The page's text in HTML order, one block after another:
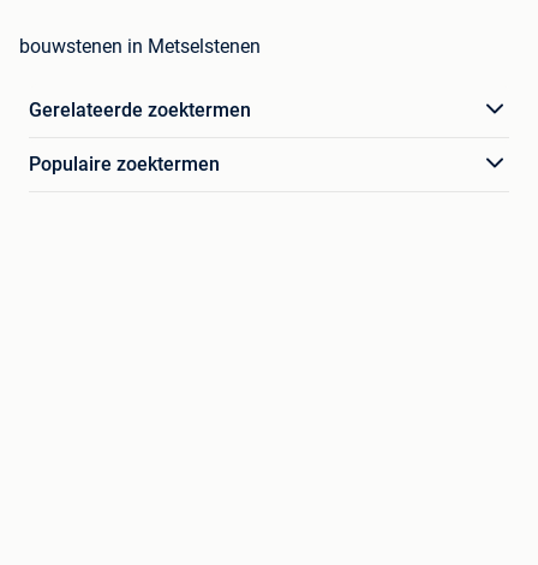
bouwstenen in Metselstenen
Gerelateerde zoektermen
Populaire zoektermen